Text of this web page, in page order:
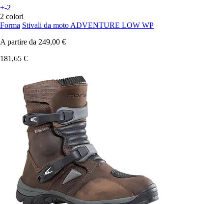
+-2
2 colori
Forma Stivali da moto ADVENTURE LOW WP
A partire da 249,00 €
181,65 €